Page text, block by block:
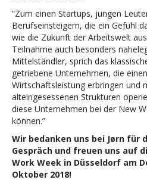
“Zum einen Startups, jungen
Berufseinsteigern, die ein Gefühl
wie die Zukunft der Arbeitswelt
Teilnahme auch besonders
Mittelständler, sprich das
getriebene Unternehmen, die
Wirtschaftsleistung erbringen und
alteingesessenen Strukturen
diese Unternehmen bei der New
können.”
Wir bedanken uns bei Jørn für
Gespräch und freuen uns auf
Work Week in Düsseldorf am
Oktober 2018!